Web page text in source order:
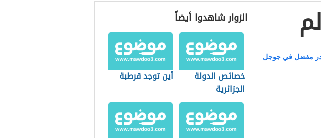
مفضل في جوجل
الزوار شاهدوا أيضاً
خصائص الدولة
الجزائرية
أين توجد قرطبة